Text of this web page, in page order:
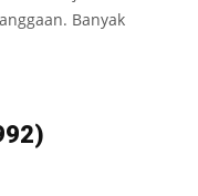
Banyak